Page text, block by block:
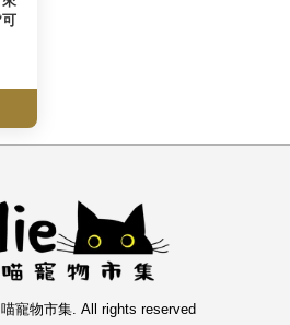
寵物市集. All rights reserved